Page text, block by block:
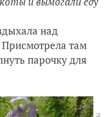
над
там
парочку для